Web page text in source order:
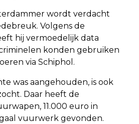
wordt verdacht
Volgens de
hij vermoedelijk data
konden gebruiken
via Schiphol.
was aangehouden, is ook
Daar heeft de
11.000 euro in
vuurwerk gevonden.